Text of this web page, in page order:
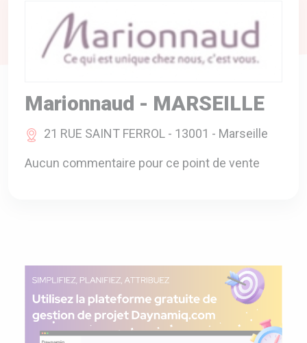
A VOTRE SERVICE
BIO & ENVIRONNEMENT
ENTREPRISE
CATALOGUES
Marionnaud - MARSEILLE
21 RUE SAINT FERROL - 13001 - Marseille
Aucun commentaire pour ce point de vente